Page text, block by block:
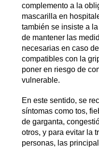
complemento a la
mascarilla en
también se insiste a
de mantener las
necesarias en caso
compatibles con la
poner en riesgo de
vulnerable.
En este sentido, se
síntomas como tos,
de garganta,
otros, y para evitar la
personas, las